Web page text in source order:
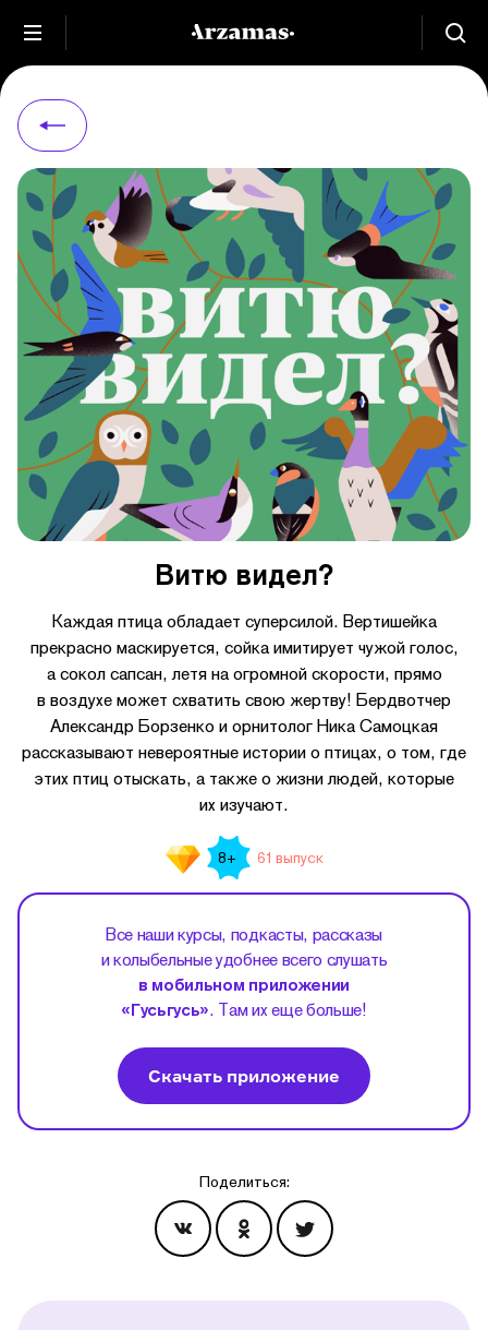
Витю видел?
Каждая птица обладает суперсилой. Вертишейка
прекрасно маскируется, сойка имитирует чужой голос,
а сокол сапсан, летя на огромной скорости, прямо
в воздухе может схватить свою жертву! Бердвотчер
Александр Борзенко и орнитолог Ника Самоцкая
рассказывают невероятные истории о птицах, о том, где
этих птиц отыскать, а также о жизни людей, которые
их изучают.
8+ 61 выпуск
Все наши курсы, подкасты, рассказы
и колыбельные удобнее всего слушать
в мобильном приложении
«Гусьгусь». Там их еще больше!
Скачать приложение
Поделиться: